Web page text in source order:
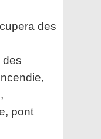
des
des
pont